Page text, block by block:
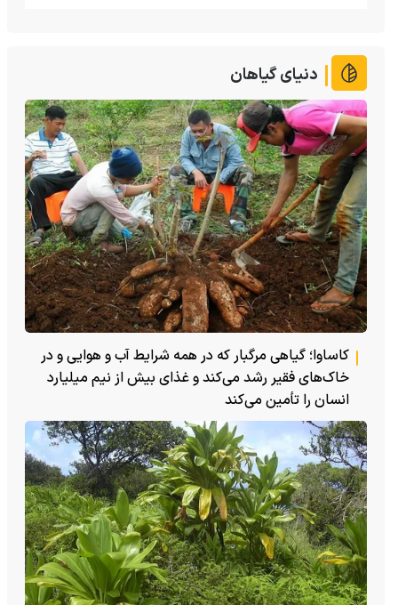
دنیای گیاهان
کاساوا؛ گیاهی مرگبار که در همه شرایط آب و هوایی و در
خاک‌های فقیر رشد می‌کند و غذای بیش از نیم میلیارد
انسان را تأمین می‌کند